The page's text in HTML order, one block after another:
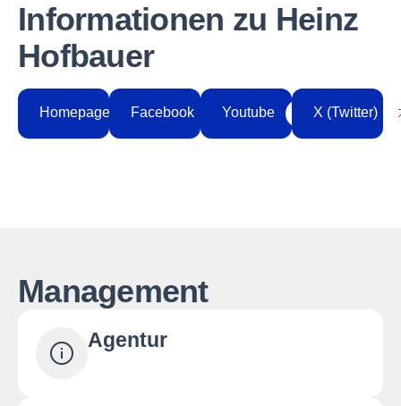
Informationen zu Heinz
Hofbauer
Homepage Facebook Youtube X (Twitter)
Management
Agentur